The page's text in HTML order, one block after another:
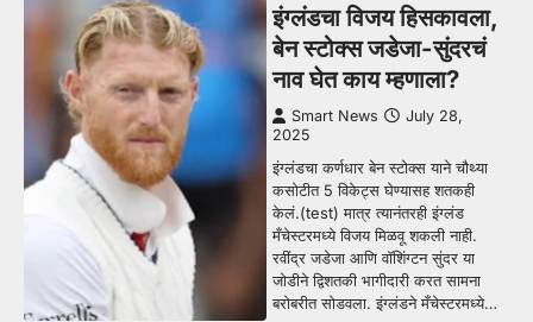
इंग्लंडचा विजय हिसकावला,
बेन स्टोक्स जडेजा-सुंदरचं
नाव घेत काय म्हणाला?
Smart News
July 28,
2025
इंग्लंडचा कर्णधार बेन स्टोक्स याने चौथ्या
कसोटीत 5 विकेट्स घेण्यासह शतकही
केलं.(test) मात्र त्यानंतरही इंग्लंड
मँचेस्टरमध्ये विजय मिळवू शकली नाही.
रवींद्र जडेजा आणि वॉशिंग्टन सुंदर या
जोडीने द्विशतकी भागीदारी करत सामना
बरोबरीत सोडवला. इंग्लंडने मँचेस्टरमध्ये…